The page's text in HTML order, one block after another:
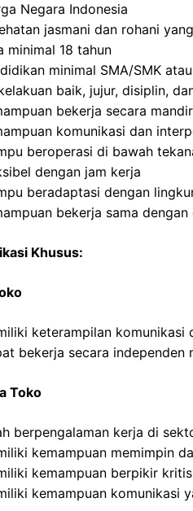
Negara Indonesia
jasmani dan rohani
minimal 18 tahun
minimal SMA/SMK
baik, jujur, disiplin,
bekerja secara
komunikasi dan
beroperasi di bawah
dengan jam kerja
beradaptasi dengan
bekerja sama
Khusus:
keterampilan komunikasi
bekerja secara independen
Toko
berpengalaman kerja di
kemampuan memimpin
kemampuan berpikir
kemampuan komunikasi